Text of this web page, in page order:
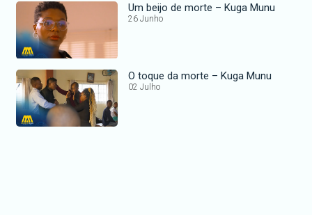
Um beijo de morte – Kuga Munu
26 Junho
O toque da morte – Kuga Munu
02 Julho